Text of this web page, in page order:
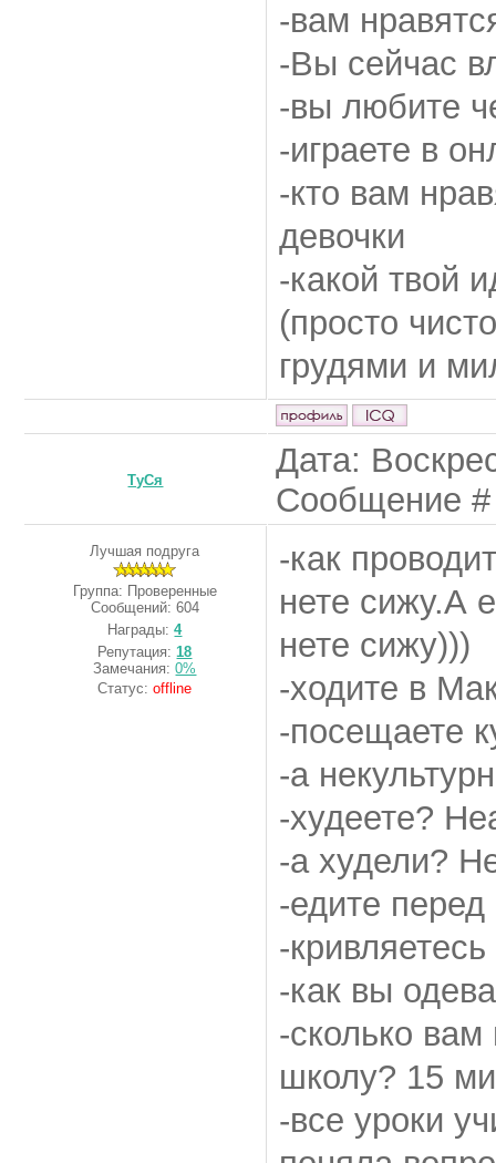
-вам
-Вы сейчас
-вы любите
-играете в
-кто вам
девочки
-какой твой
(просто
грудями и
ТуСя
Дата:
Сообщение
Лучшая подруга
Группа: Проверенные
Сообщений: 604
Награды:4
Репутация: 18
Замечания:0%
Статус:offline
-как
нете сижу.А
нете сижу)))
-ходите в
-посещаете
-а
-худеете?
-а худели?
-едите
-
-как вы
-сколько
школу? 15
-все уроки